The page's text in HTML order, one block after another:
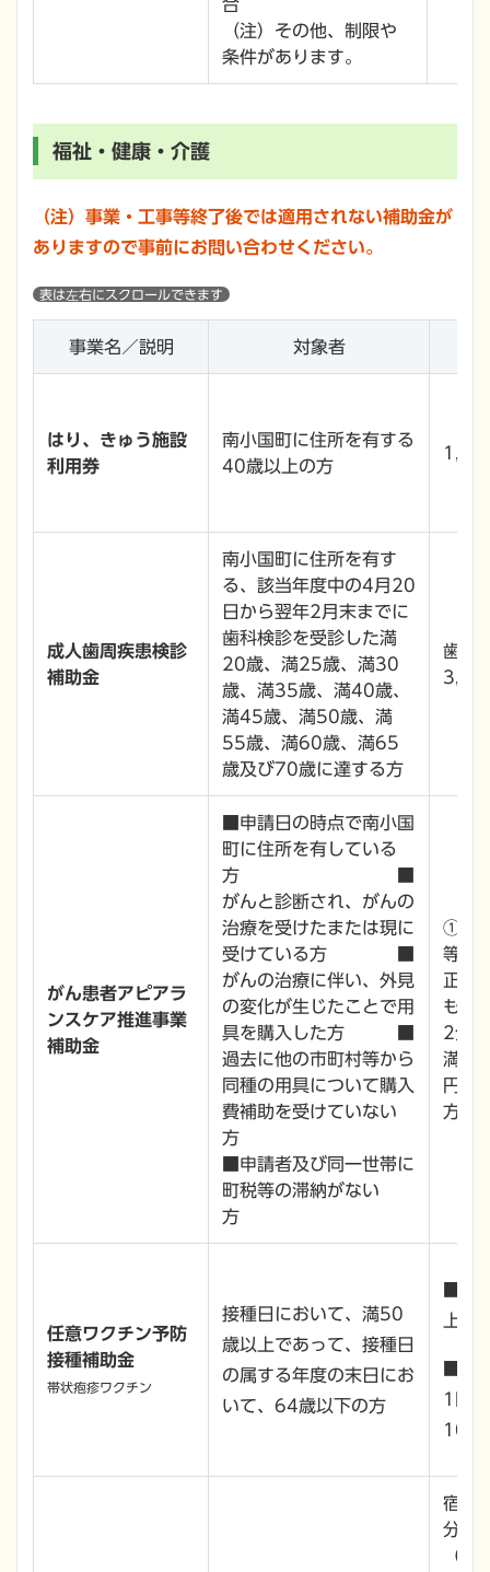
合
（注）その他、制限や
条件があります。
福祉・健康・介護
（注）事業・工事等終了後では適用されない補助金が
ありますので事前にお問い合わせください。
事業名／説明 対象者
はり、きゅう施設
利用券
南小国町に住所を有する
40歳以上の方
成人歯周疾患検診
補助金
南小国町に住所を有す
る、該当年度中の4月20
日から翌年2月末までに
歯科検診を受診した満
20歳、満25歳、満30
歳、満35歳、満40歳、
満45歳、満50歳、満
55歳、満60歳、満65
歳及び70歳に達する方
歯科
がん患者アピアラ
ンスケア推進事業
補助金
■申請日の時点で南小国
町に住所を有している
方 ■
がんと診断され、がんの
治療を受けたまたは現に
受けている方 ■
がんの治療に伴い、外見
の変化が生じたことで用
具を購入した方 ■
過去に他の市町村等から
同種の用具について購入
費補助を受けていない
方
■申請者及び同一世帯に
町税等の滞納がない
方
①ウ
等
正
も、
2分
満切
円の
方の
任意ワクチン予防
接種補助金
帯状疱疹ワクチン
接種日において、満50
歳以上であって、接種日
の属する年度の末日にお
いて、64歳以下の方
上限
1回
宿泊
分の
（注